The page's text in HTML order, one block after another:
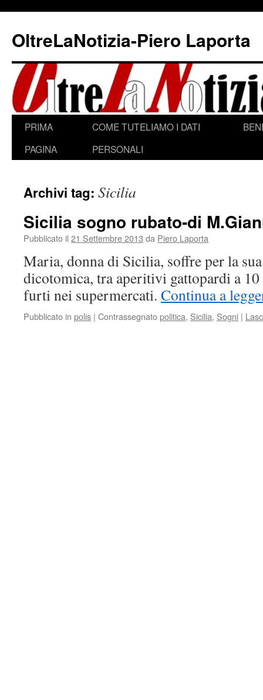
contenuto
OltreLaNotizia-Piero Laporta
PRIMA
PAGINA
COME TUTELIAMO I DATI
PERSONALI
Archivi tag: Sicilia
Sicilia sogno rubato-di
Pubblicato il 21 Settembre 2013 da Piero Laporta
Maria, donna di Sicilia, soffre per la
dicotomica, tra aperitivi gattopardi a 10
furti nei supermercati. Continua a
Pubblicato in polis | Contrassegnatopolitica, Sicilia, Sogni |